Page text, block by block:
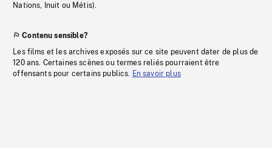
Nations, Inuit ou Métis).
Contenu sensible?
Les films et les archives exposés sur ce site peuvent dater de plus de
120 ans. Certaines scènes ou termes reliés pourraient être
offensants pour certains publics. En savoir plus